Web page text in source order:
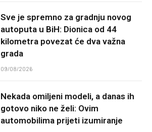
Sve je spremno za gradnju novog
autoputa u BiH: Dionica od 44
kilometra povezat će dva važna
grada
09/08/2026
Nekada omiljeni modeli, a danas ih
gotovo niko ne želi: Ovim
automobilima prijeti izumiranje